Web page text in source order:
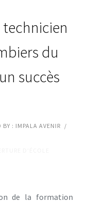
du
succès
BY : IMPALA AVENIR /
de la formation